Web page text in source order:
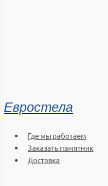
Евростела
Где мы работаем
Заказать памятник
Доставка